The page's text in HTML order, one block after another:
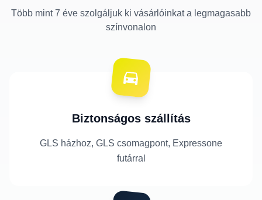
Több mint 7 éve szolgáljuk ki vásárlóinkat a legmagasabb
színvonalon
Biztonságos szállítás
GLS házhoz, GLS csomagpont, Expressone
futárral